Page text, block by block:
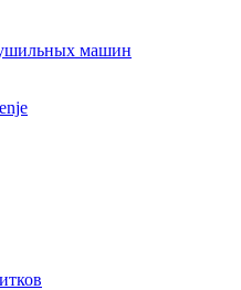
машин